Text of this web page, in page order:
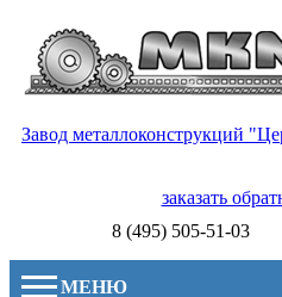
Завод металлоконструкций
заказать
8 (495) 505-51-03
МЕНЮ